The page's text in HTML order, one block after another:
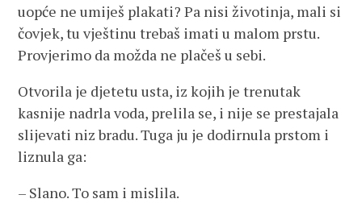
uopće ne umiješ plakati? Pa nisi životinja, mali si
čovjek, tu vještinu trebaš imati u malom prstu.
Provjerimo da možda ne plačeš u sebi.
Otvorila je djetetu usta, iz kojih je trenutak
kasnije nadrla voda, prelila se, i nije se prestajala
slijevati niz bradu. Tuga ju je dodirnula prstom i
liznula ga:
– Slano. To sam i mislila.